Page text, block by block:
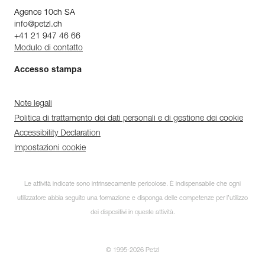
Agence 10ch SA
info@petzl.ch
+41 21 947 46 66
Modulo di contatto
Accesso stampa
Note legali
Politica di trattamento dei dati personali e di gestione dei cookie
Accessibility Declaration
Impostazioni cookie
Le attività indicate sono intrinsecamente pericolose. È indispensabile che ogni
utilizzatore abbia seguito una formazione e disponga delle competenze per l’utilizzo
dei dispositivi in queste attività.
© 1995-2026 Petzl